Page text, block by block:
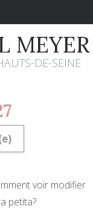
MEYER
DE-SEINE
voir modifier
petita?